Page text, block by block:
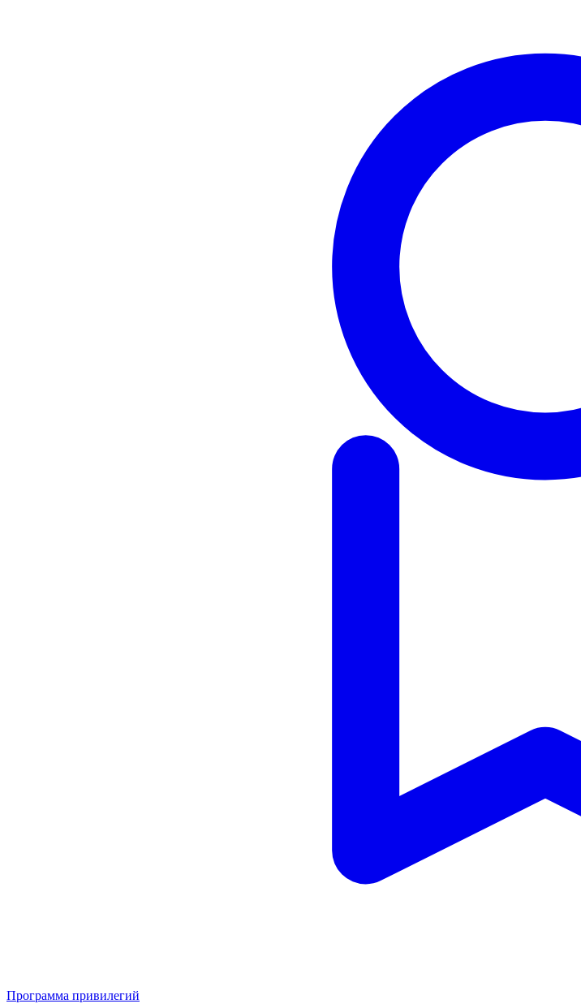
Программа привилегий